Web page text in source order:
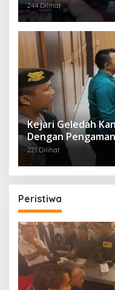
244 Dilihat
Kejari Geledah
Dengan
221 Dilihat
Peristiwa